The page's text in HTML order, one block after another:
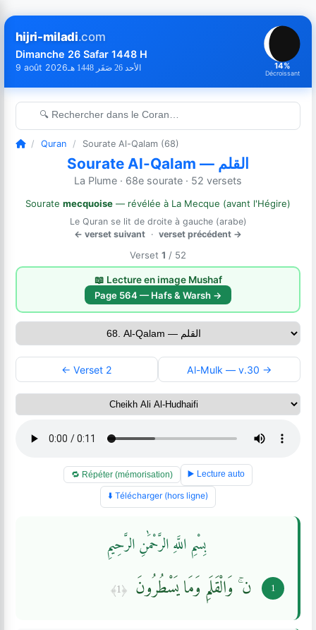
hijri-miladi.com
Dimanche 26 Safar 1448 H
9 août 2026 الأحد 26 صَفَر 1448 هـ 14%
Décroissant
🔍 Rechercher dans le Coran…
/ Quran / Sourate Al-Qalam (68)
Sourate Al-Qalam — القلم
La Plume · 68e sourate · 52 versets
Sourate mecquoise — révélée à La Mecque (avant l'Hégire)
Le Quran se lit de droite à gauche (arabe)
← verset suivant · verset précédent →
Verset 1 / 52
📖 Lecture en image Mushaf
Page 564 — Hafs & Warsh →
← Verset 2 Al-Mulk — v.30 →
🔁 Répéter (mémorisation) ▶️ Lecture auto
⬇️ Télécharger (hors ligne)
بِسْمِ اللَّهِ الرَّحْمَٰنِ الرَّحِيمِ
1 ن ۚ وَالْقَلَمِ وَمَا يَسْطُرُونَ ﴿1﴾